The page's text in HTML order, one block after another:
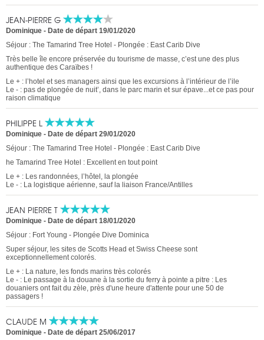
JEAN-PIERRE G
Dominique - Date de départ 19/01/2020
Séjour : The Tamarind Tree Hotel - Plongée : East Carib Dive
Très belle île encore préservée du tourisme de masse, c’est une des plus
authentique des Caraïbes !
Le + : l’hotel et ses managers ainsi que les excursions à l’intérieur de l’ile
Le - : pas de plongée de nuit’, dans le parc marin et sur épave...et ce pas pour
raison climatique
PHILIPPE L
Dominique - Date de départ 29/01/2020
Séjour : The Tamarind Tree Hotel - Plongée : East Carib Dive
he Tamarind Tree Hotel : Excellent en tout point
Le + : Les randonnées, l’hôtel, la plongée
Le - : La logistique aérienne, sauf la liaison France/Antilles
JEAN PIERRE T
Dominique - Date de départ 18/01/2020
Séjour : Fort Young - Plongée Dive Dominica
Super séjour, les sites de Scotts Head et Swiss Cheese sont
exceptionnellement colorés.
Le + : La nature, les fonds marins très colorés
Le - : Le passage à la douane à la sortie du ferry à pointe a pitre : Les
douaniers ont fait du zèle, près d'une heure d'attente pour une 50 de
passagers !
CLAUDE M
Dominique - Date de départ 25/06/2017